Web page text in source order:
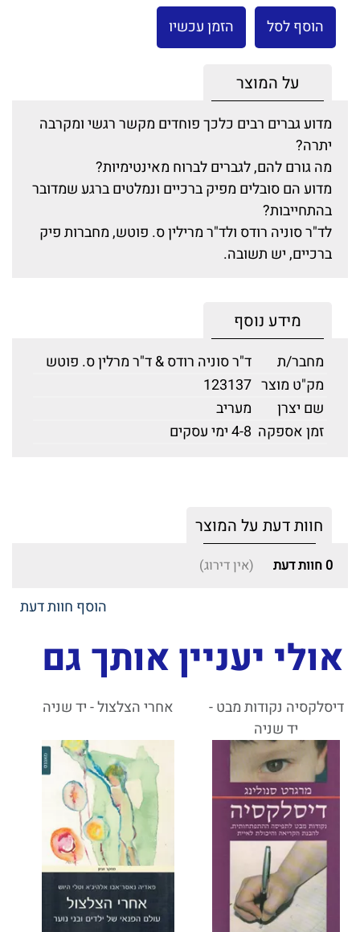
הוסף לסל הזמן עכשיו
על המוצר
מדוע גברים רבים כלכך פוחדים מקשר רגשי ומקרבה
יתרה?
מה גורם להם, לגברים לברוח מאינטימיות?
מדוע הם סובלים מפיק ברכיים ונמלטים ברגע שמדובר
בהתחייבות?
לד"ר סוניה רודס ולד"ר מרילין ס. פוטש, מחברות פיק
ברכיים, יש תשובה.
מידע נוסף
מחבר/ת
ד"ר סוניה רודס & ד"ר מרלין ס. פוטש
מק"ט מוצר 123137
שם יצרן
מעריב
זמן אספקה 4-8 ימי עסקים
חוות דעת על המוצר
0 חוות דעת (אין דירוג)
הוסף חוות דעת
אולי יעניין אותך גם
דיסלקסיה נקודות מבט -
יד שניה
אחרי הצלצול - יד שניה